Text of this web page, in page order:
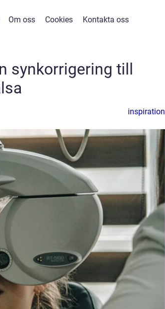
Om oss Cookies Kontakta oss
synkorrigering till
inspiration